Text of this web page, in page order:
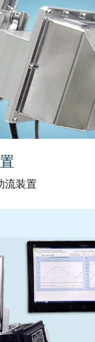
流装置